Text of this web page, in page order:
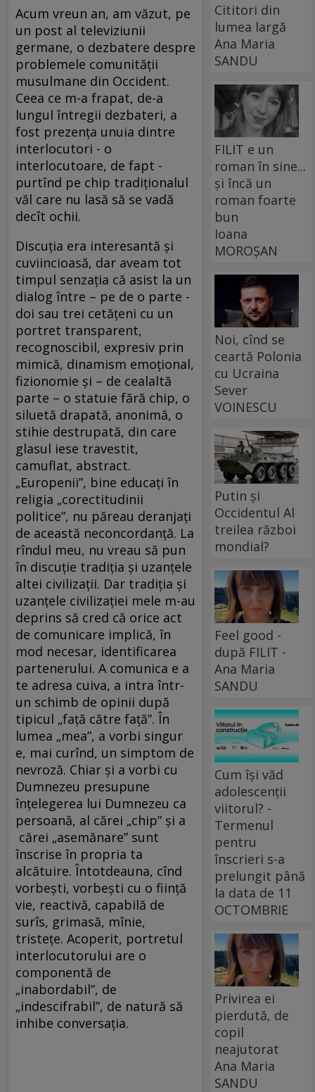
Acum vreun an, am văzut, pe
un post al televiziunii
germane, o dezbatere despre
problemele comunităţii
musulmane din Occident.
Ceea ce m-a frapat, de-a
lungul întregii dezbateri, a
fost prezenţa unuia dintre
interlocutori - o
interlocutoare, de fapt -
purtînd pe chip tradiţionalul
văl care nu lasă să se vadă
decît ochii.
Discuţia era interesantă şi
cuviincioasă, dar aveam tot
timpul senzaţia că asist la un
dialog între – pe de o parte -
doi sau trei cetăţeni cu un
portret transparent,
recognoscibil, expresiv prin
mimică, dinamism emoţional,
fizionomie şi – de cealaltă
parte – o statuie fără chip, o
siluetă drapată, anonimă, o
stihie destrupată, din care
glasul iese travestit,
camuflat, abstract.
„Europenii”, bine educaţi în
religia „corectitudinii
politice”, nu păreau deranjaţi
de această neconcordanţă. La
rîndul meu, nu vreau să pun
în discuţie tradiţia şi uzanţele
altei civilizaţii. Dar tradiţia şi
uzanţele civilizaţiei mele m-au
deprins să cred că orice act
de comunicare implică, în
mod necesar, identificarea
partenerului. A comunica e a
te adresa cuiva, a intra într-
un schimb de opinii după
tipicul „faţă către faţă”. În
lumea „mea”, a vorbi singur
e, mai curînd, un simptom de
nevroză. Chiar şi a vorbi cu
Dumnezeu presupune
înţelegerea lui Dumnezeu ca
persoană, al cărei „chip” şi a
cărei „asemănare” sunt
înscrise în propria ta
alcătuire. Întotdeauna, cînd
vorbeşti, vorbeşti cu o fiinţă
vie, reactivă, capabilă de
surîs, grimasă, mînie,
tristeţe. Acoperit, portretul
interlocutorului are o
componentă de
„inabordabil”, de
„indescifrabil”, de natură să
inhibe conversaţia.
Cititori din
lumea largă
Ana Maria
SANDU
FILIT e un
roman în sine...
și încă un
roman foarte
bun
Ioana
MOROȘAN
Noi, cînd se
ceartă Polonia
cu Ucraina
Sever
VOINESCU
Putin și
Occidentul Al
treilea război
mondial?
Feel good -
după FILIT -
Ana Maria
SANDU
Cum își văd
adolescenții
viitorul? -
Termenul
pentru
înscrieri s-a
prelungit până
la data de 11
OCTOMBRIE
Privirea ei
pierdută, de
copil
neajutorat
Ana Maria
SANDU